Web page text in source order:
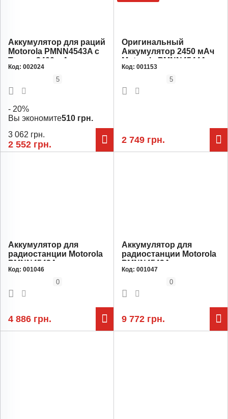
Аккумулятор для раций
Motorola PMNN4543A c
Type-c 3400 мАч
DP4400, DP2400
Код: 002024
5
- 20%
Вы экономите510 грн.
3 062 грн.
2 552 грн.
Оригинальный
Аккумулятор 2450 мАч
Motorola PMNN4544A
IMPRES для
радиостанции
Код: 001153
5
2 749 грн.
Аккумулятор для
радиостанции Motorola
PMNN4543A, емкость
2450 мАг, комплект 2
Код: 001046
0
4 886 грн.
Аккумулятор для
радиостанции Motorola
PMNN4543A, емкость
2450 мАч, комплект 4
Код: 001047
0
9 772 грн.